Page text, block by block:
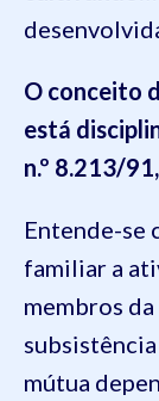
O conceito
está
n.º 8.213/
Entende-se
familiar a
membros
mútua